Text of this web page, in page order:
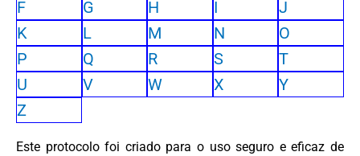
Este protocolo foi criado para o uso seguro e eficaz de
F
G H I
J
K
L M N
O
P
Q R S
T
U
V W X
Y
Z